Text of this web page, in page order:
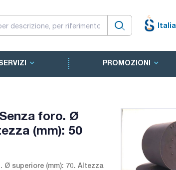
Italia
PROMOZIONI
foro. Ø
(mm): 50
Ø superiore (mm): 70. Altezza